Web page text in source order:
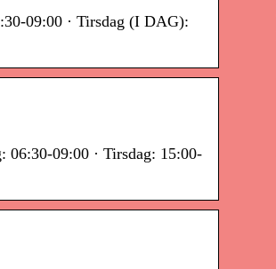
09:00 · Tirsdag (I DAG):
06:30-09:00 · Tirsdag: 15:00-